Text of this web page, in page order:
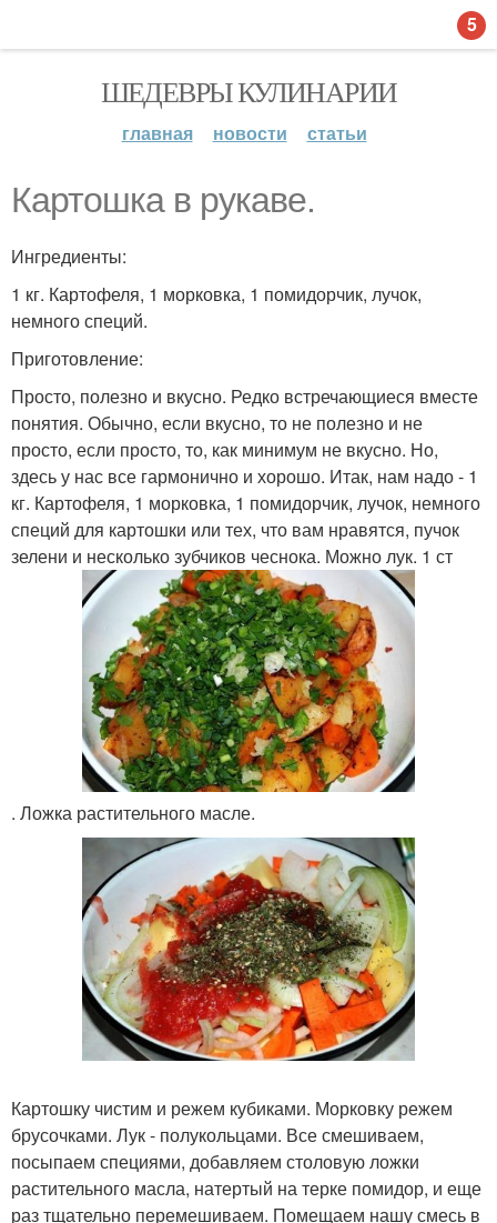
ШЕДЕВРЫ КУЛИНАРИИ
главная новости статьи
Картошка в рукаве.
Ингредиенты:
1 кг. Картофеля, 1 морковка, 1 помидорчик, лучок,
немного специй.
Приготовление:
Просто, полезно и вкусно. Редко встречающиеся вместе
понятия. Обычно, если вкусно, то не полезно и не
просто, если просто, то, как минимум не вкусно. Но,
здесь у нас все гармонично и хорошо. Итак, нам надо - 1
кг. Картофеля, 1 морковка, 1 помидорчик, лучок, немного
специй для картошки или тех, что вам нравятся, пучок
зелени и несколько зубчиков чеснока. Можно лук. 1 ст
. Ложка растительного масле.
Картошку чистим и режем кубиками. Морковку режем
брусочками. Лук - полукольцами. Все смешиваем,
посыпаем специями, добавляем столовую ложки
растительного масла, натертый на терке помидор, и еще
раз тщательно перемешиваем. Помещаем нашу смесь в
5